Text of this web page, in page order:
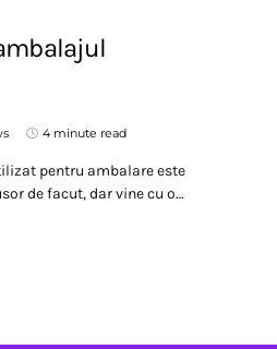
4 minute read
pentru ambalare este
de facut, dar vine cu o…